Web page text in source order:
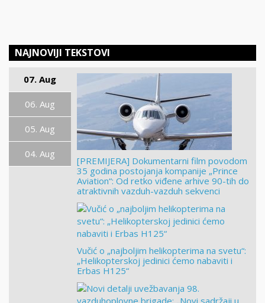
NAJNOVIJI TEKSTOVI
07. Aug
06. Aug
05. Aug
04. Aug
[PREMIJERA] Dokumentarni film povodom
35 godina postojanja kompanije „Prince
Aviation“: Od retko viđene arhive 90-tih do
atraktivnih vazduh-vazduh sekvenci
Vučić o „najboljim helikopterima na svetu“:
„Helikopterskoj jedinici ćemo nabaviti i
Erbas H125“